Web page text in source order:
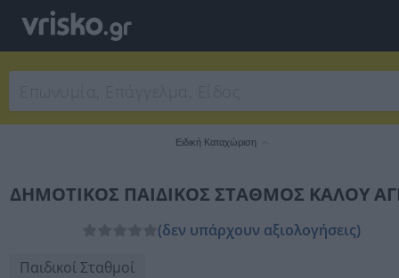
Ειδική Καταχώριση
ΔΗΜΟΤΙΚΟΣ ΠΑΙΔΙΚΟΣ ΣΤΑΘΜΟΣ ΚΑΛΟΥ
(δεν υπάρχουν αξιολογήσεις)
Παιδικοί Σταθμοί